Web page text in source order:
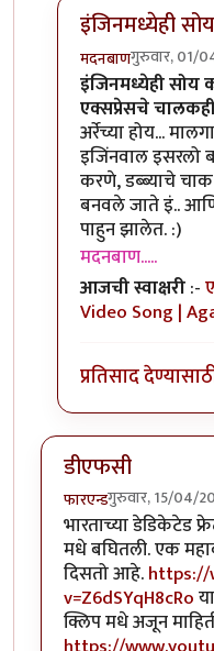
इंजिनमध्येही
मदनबाणगुरुवार, 01/
In reply toम बा
इंजिनमध्येही सोय
एक्सप्रेसचे
अर्रेच्या होय...
इजिंनवाल इसरलो
करणे, डब्ब्याचे
बनवले जाते इं..
पाहुन झालेत. :)
मदनबाण.....
आजची स्वाक्षरी:-
Video Song |
प्रतिसाद
डीएफसी
फारएन्डगुरुवार, 15/04/
भारताच्या डेडिकेटेड
मधे बघितली. एक
दिसतो आहे.https://
v=Z6dSYqH8cRo
क्लिप मधे अजून